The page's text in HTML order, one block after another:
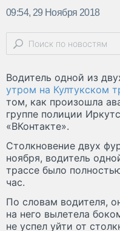
09:54, 29 Ноября 2018
Водитель одной из
утром на Култукском
том, как произошла
группе полиции
«ВКонтакте».
Столкновение двух
ноября, водитель
трассе было
час.
По словам водителя,
на него вылетела
не успел уйти от